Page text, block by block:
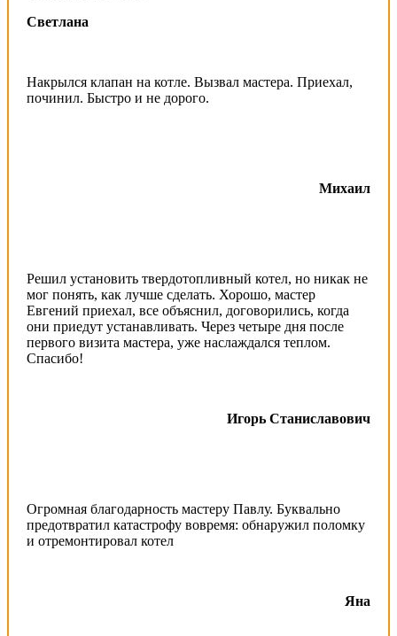
Светлана
Накрылся клапан на котле. Вызвал мастера. Приехал,
починил. Быстро и не дорого.
Михаил
Решил установить твердотопливный котел, но никак не
мог понять, как лучше сделать. Хорошо, мастер
Евгений приехал, все объяснил, договорились, когда
они приедут устанавливать. Через четыре дня после
первого визита мастера, уже наслаждался теплом.
Спасибо!
Игорь Станиславович
Огромная благодарность мастеру Павлу. Буквально
предотвратил катастрофу вовремя: обнаружил поломку
и отремонтировал котел
Яна